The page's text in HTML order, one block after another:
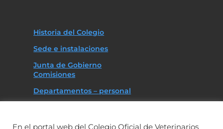
Historia del Colegio
Sede e instalaciones
Junta de Gobierno
Comisiones
Departamentos – personal
En el portal web del Colegio Oficial de Veterinarios